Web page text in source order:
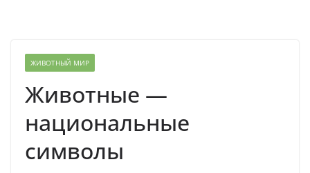
ЖИВОТНЫЙ МИР
Животные —
национальные
символы